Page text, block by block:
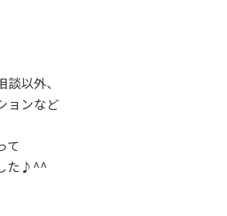
以外、
ョンなど
て
た♪^^